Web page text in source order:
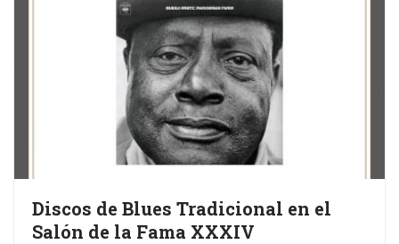
Discos de Blues Tradicional en el
Salón de la Fama XXXIV